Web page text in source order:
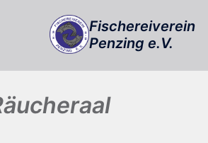
Fischereiverein
Penzing e.V.